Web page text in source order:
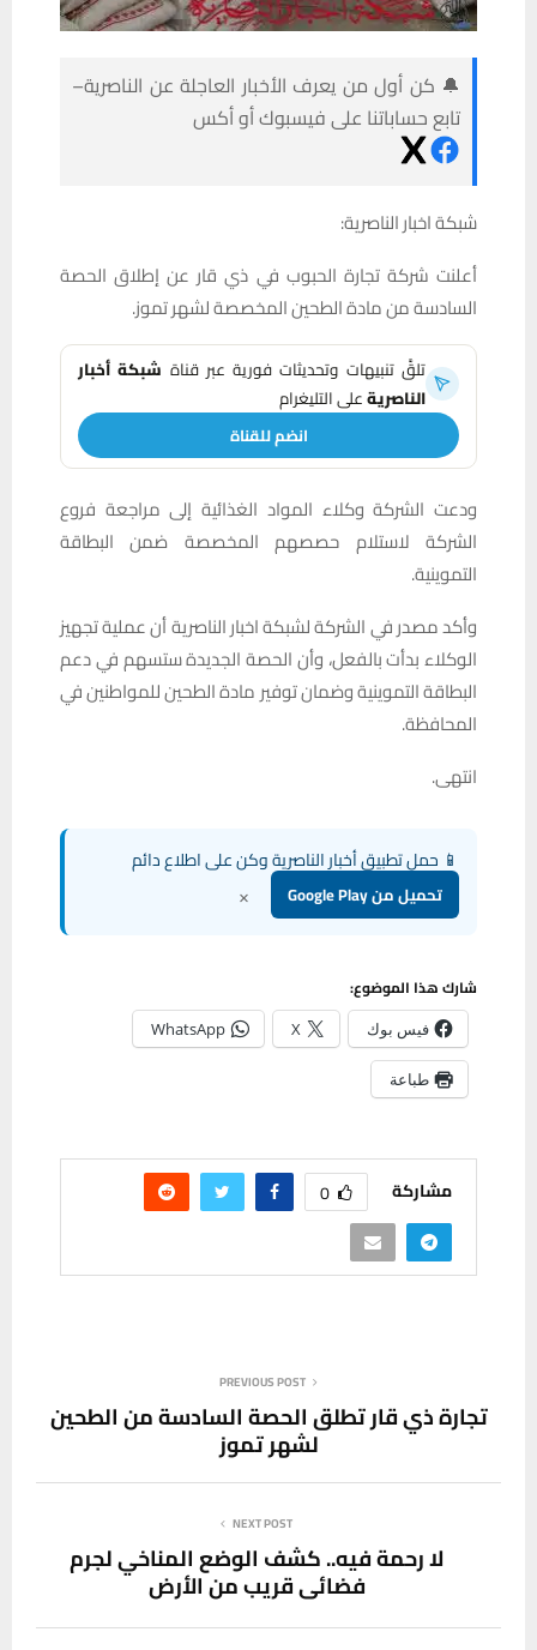
🔔 كن أول من يعرف الأخبار العاجلة عن الناصرية–
تابع حساباتنا على فيسبوك أو أكس
شبكة اخبار الناصرية:
أعلنت شركة تجارة الحبوب في ذي قار عن إطلاق الحصة
السادسة من مادة الطحين المخصصة لشهر تموز.
تلقَّ تنبيهات وتحديثات فورية عبر قناة شبكة أخبار
الناصريةعلى التليغرام
انضم للقناة
ودعت الشركة وكلاء المواد الغذائية إلى مراجعة فروع
الشركة لاستلام حصصهم المخصصة ضمن البطاقة
التموينية.
وأكد مصدر في الشركة لشبكة اخبار الناصرية أن عملية تجهيز
الوكلاء بدأت بالفعل، وأن الحصة الجديدة ستسهم في دعم
البطاقة التموينية وضمان توفير مادة الطحين للمواطنين في
المحافظة.
انتهى.
📱 حمل تطبيق أخبار الناصرية وكن على اطلاع دائم
تحميل من Google Play ×
شارك هذا الموضوع:
فيس بوك X
WhatsApp
طباعة
مشاركة 0
PREVIOUS POST
تجارة ذي قار تطلق الحصة السادسة من الطحين
لشهر تموز
NEXT POST
لا رحمة فيه.. كشف الوضع المناخي لجرم
فضائي قريب من الأرض